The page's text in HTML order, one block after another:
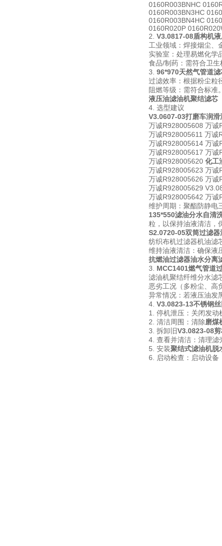
0160R003BNHC
0160R003BN3HC
0160R003BN4HC
0160R020P
2. V3.0817-08盾构机
工业领域：焊接烟尘、
实验室：处理易燃化学
食品/制药：需符合卫
3. 96*970天然气管道滤
过滤效率：根据粉尘粒
阻燃等级：需符合标准
液压油滤油机聚结滤芯
4. 选型建议
V3.0607-03打磨车润滑
万诚R928005608 万
万诚R928005611 万诚
万诚R928005614 万
万诚R928005617 万
万诚R928005620 化工
万诚R928005623 万
万诚R928005626 万
万诚R928005629
万诚R928005642 万
维护周期：聚酯防静电
135*550滤油分水自清
粒，以保持油液清洁，
S2.0720-05双筒过滤器
纺织布机过滤器机油滤
维持油液清洁：确保液
抗燃油过滤器油水分离
3. MCC1401燃气管道
滤油机聚结纤维分水滤
恶劣工况（多粉尘、高
异常情况：若液压油发
4. V3.0823-13不锈钢
1. 停机泄压：关闭发
2. 清洁周围：清除磨煤
3. 拆卸旧V3.0823-08
4. 查看并清洁：清理滤
5. 安装聚结式滤油机脱
6. 启动检查：启动设备